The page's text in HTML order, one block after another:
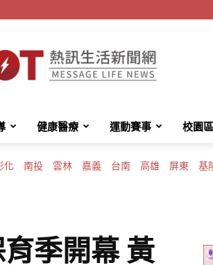
HotMessage
健康醫療 運動賽事 校園區
化 南投 雲林 嘉義 台南 高雄 屏東 基
季開幕 黃